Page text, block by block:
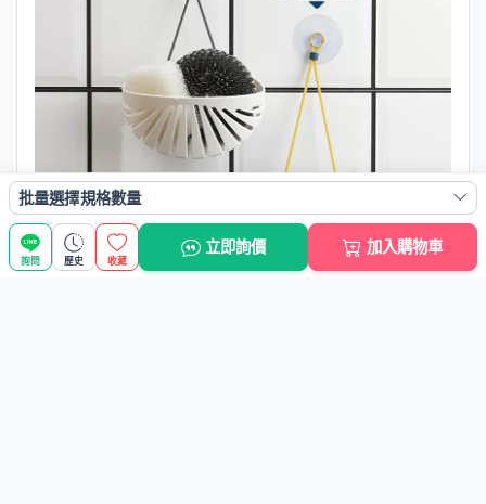
批量選擇規格數量
詢問 歷史 收藏
立即詢價 加入購物車